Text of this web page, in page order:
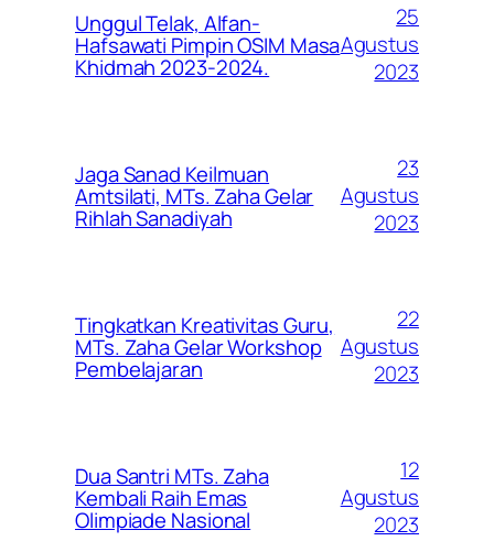
Unggul Telak, Alfan-
Hafsawati Pimpin OSIM Masa
Khidmah 2023-2024.
25
Agustus
2023
Jaga Sanad Keilmuan
Amtsilati, MTs. Zaha Gelar
Rihlah Sanadiyah
23
Agustus
2023
Tingkatkan Kreativitas Guru,
MTs. Zaha Gelar Workshop
Pembelajaran
22
Agustus
2023
Dua Santri MTs. Zaha
Kembali Raih Emas
Olimpiade Nasional
12
Agustus
2023